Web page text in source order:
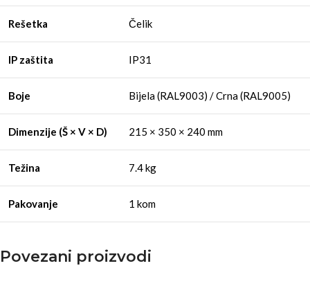
Rešetka Čelik
IP zaštita IP31
Boje Bijela (RAL9003) / Crna (RAL9005)
Dimenzije (Š × V × D) 215 × 350 × 240 mm
Težina 7.4 kg
Pakovanje 1 kom
Povezani proizvodi